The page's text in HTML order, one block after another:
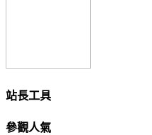
站長工具
參觀人氣